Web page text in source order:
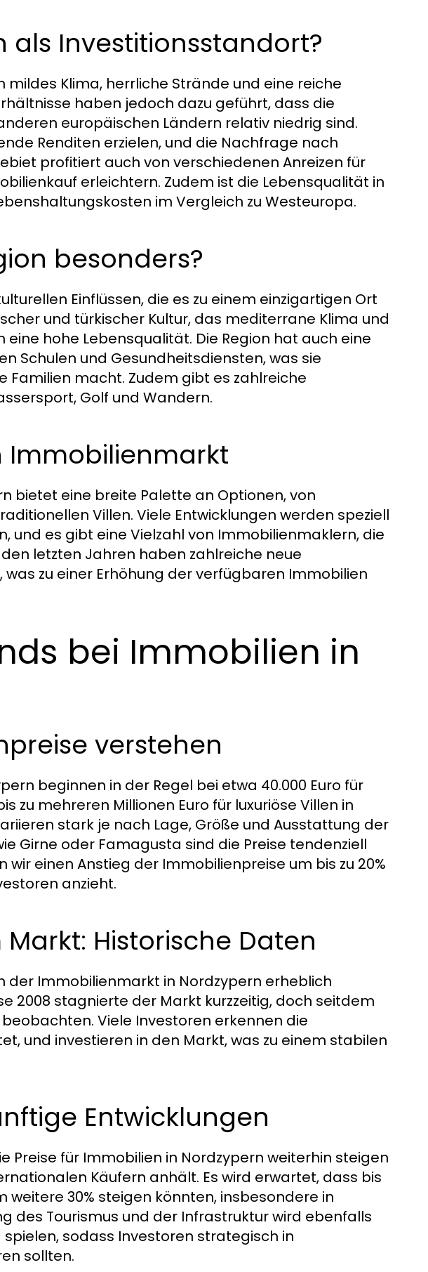
als Investitionsstandort?
mildes Klima, herrliche Strände und eine reiche
haben jedoch dazu geführt, dass die
europäischen Ländern relativ niedrig sind.
Renditen erzielen, und die Nachfrage nach
profitiert auch von verschiedenen Anreizen für
erleichtern. Zudem ist die Lebensqualität in
im Vergleich zu Westeuropa.
besonders?
Einflüssen, die es zu einem einzigartigen Ort
und türkischer Kultur, das mediterrane Klima und
hohe Lebensqualität. Die Region hat auch eine
Schulen und Gesundheitsdiensten, was sie
macht. Zudem gibt es zahlreiche
Golf und Wandern.
Immobilienmarkt
bietet eine breite Palette an Optionen, von
Villen. Viele Entwicklungen werden speziell
und es gibt eine Vielzahl von Immobilienmaklern, die
letzten Jahren haben zahlreiche neue
zu einer Erhöhung der verfügbaren Immobilien
bei Immobilien in
verstehen
beginnen in der Regel bei etwa 40.000 Euro für
zu mehreren Millionen Euro für luxuriöse Villen in
stark je nach Lage, Größe und Ausstattung der
Girne oder Famagusta sind die Preise tendenziell
einen Anstieg der Immobilienpreise um bis zu 20%
anzieht.
Historische Daten
der Immobilienmarkt in Nordzypern erheblich
2008 stagnierte der Markt kurzzeitig, doch seitdem
Viele Investoren erkennen die
und investieren in den Markt, was zu einem stabilen
Entwicklungen
Preise für Immobilien in Nordzypern weiterhin steigen
Käufern anhält. Es wird erwartet, dass bis
weitere 30% steigen könnten, insbesondere in
des Tourismus und der Infrastruktur wird ebenfalls
sodass Investoren strategisch in
sollten.